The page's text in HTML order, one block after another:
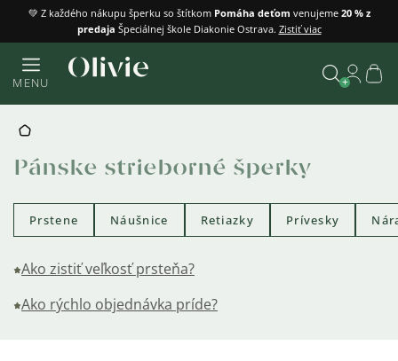
Prejsť
obsah
💚 Z každého nákupu šperku so štítkom Pomáha deťom venujeme 20 % z
predaja Špeciálnej škole Diakonie Ostrava. Zistiť viac
MENU
DOMOV
Pánske strieborné šperky
Ako zistiť veľkosť prsteňa?
Ako rýchlo objednávka príde?
Prstene Náušnice Retiazky Prívesky